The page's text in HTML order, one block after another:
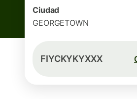
Ciudad
GEORGETOWN
FIYCKYKYXXX